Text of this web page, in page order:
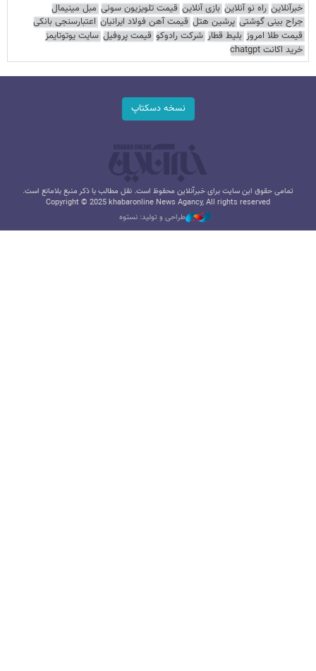
خبرآنلاین راه نو آنلاین بازی آنلاین قیمت تلویزیون سونی مبل مینیمال
جراح بینی گوشتی پرشین هتل قیمت آهن فولاد ایرانیان اعتبارسنجی بانکی
قیمت طلا امروز بلیط قطار شرکت رادوکو قیمت پروفیل سایت یوتوتایمز
خرید اکانت chatgpt
نسخه دسکتاپ
تمامی حقوق این سایت برای خبرآنلاین محفوظ است. نقل مطالب با ذکر منبع بلامانع است.
Copyright © 2025 khabaronline News Agancy, All rights reserved
طراحی و تولید: نستوه